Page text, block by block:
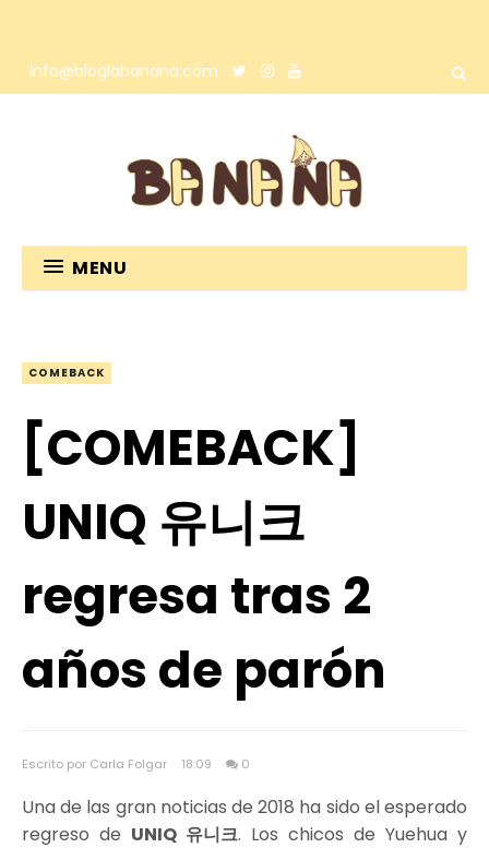
info@bloglabanana.com
MENU
COMEBACK
[COMEBACK]
UNIQ 유니크
regresa tras 2
años de parón
Escrito por Carla Folgar 18:09 0
Una de las gran noticias de 2018 ha sido el esperado
regreso de UNIQ 유니크. Los chicos de Yuehua y